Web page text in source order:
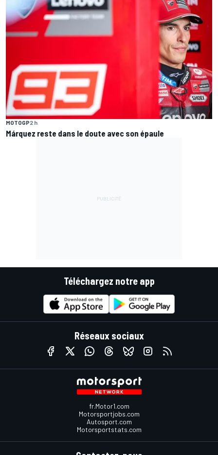
MOTOGP2 h
Márquez reste dans le doute avec son épaule
Téléchargez notre app
Réseaux sociaux
fr.Motor1.com
Motorsportjobs.com
Autosport.com
Motorsportstats.com